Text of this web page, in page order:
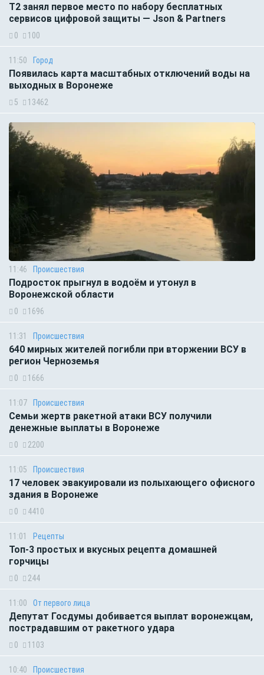
Т2 занял первое место по набору бесплатных
сервисов цифровой защиты — Json & Partners
0 100
11:50 Город
Появилась карта масштабных отключений воды на
выходных в Воронеже
5 13462
11:46 Происшествия
Подросток прыгнул в водоём и утонул в
Воронежской области
0 1696
11:31 Происшествия
640 мирных жителей погибли при вторжении ВСУ в
регион Черноземья
0 1666
11:07 Происшествия
Семьи жертв ракетной атаки ВСУ получили
денежные выплаты в Воронеже
0 2200
11:05 Происшествия
17 человек эвакуировали из полыхающего офисного
здания в Воронеже
0 4410
11:01 Рецепты
Топ-3 простых и вкусных рецепта домашней
горчицы
0 244
11:00 От первого лица
Депутат Госдумы добивается выплат воронежцам,
пострадавшим от ракетного удара
0 1103
10:40 Происшествия